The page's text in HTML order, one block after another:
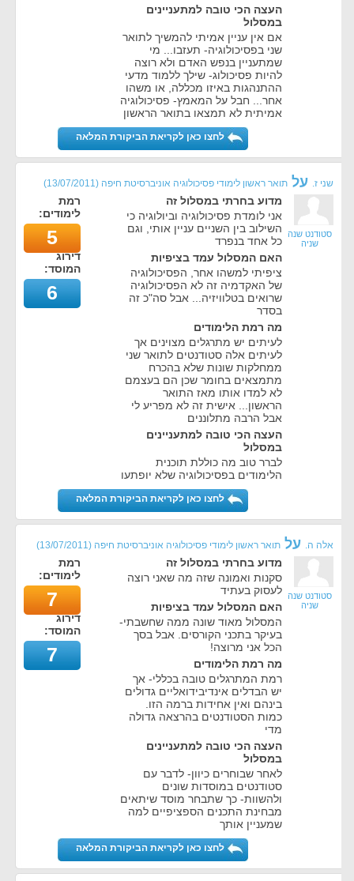
העצה הכי טובה למתעניינים
במסלול
אם אין עניין אמיתי להמשיך לתואר
שני בפסיכולוגיה- תעזבו... מי
שמתעניין בנפש האדם ולא רוצה
להיות פסיכולוג- שילך ללמוד מדעי
ההתנהגות באיזו מכללה, או משהו
אחר... חבל על המאמץ- פסיכולוגיה
אמיתית לא תמצאו בתואר הראשון
לחצו כאן לקריאת הביקורת המלאה
שני ז. על תואר ראשון לימודי פסיכולוגיה אוניברסיטת חיפה (
13/07/2011
)
סטודנט שנה
שניה
מדוע בחרתי במסלול זה
אני לומדת פסיכולוגיה וביולוגיה כי
השילוב בין השניים עניין אותי, וגם
כל אחד בנפרד
האם המסלול עמד בציפיות
ציפיתי למשהו אחר, הפסיכולוגיה
של האקדמיה זה לא הפסיכולוגיה
שרואים בטלוויזיה... אבל סה"כ זה
בסדר
מה רמת הלימודים
לעיתים יש מתרגלים מצוינים אך
לעיתים אלה סטודנטים לתואר שני
ממחלקות שונות שלא בהכרח
מתמצאים בחומר שכן הם בעצמם
לא למדו אותו מאז התואר
הראשון... אישית זה לא מפריע לי
אבל הרבה מתלוננים
העצה הכי טובה למתעניינים
במסלול
לברר טוב מה כוללת תוכנית
הלימודים בפסיכולוגיה שלא יופתעו
רמת
לימודים:
5
דירוג
המוסד:
6
לחצו כאן לקריאת הביקורת המלאה
אלה ה. על תואר ראשון לימודי פסיכולוגיה אוניברסיטת חיפה (
13/07/2011
)
סטודנט שנה
שניה
מדוע בחרתי במסלול זה
סקנות ואמונה שזה מה שאני רוצה
לעסוק בעתיד
האם המסלול עמד בציפיות
המסלול מאוד שונה ממה שחשבתי-
בעיקר בתכני הקורסים. אבל בסך
הכל אני מרוצה!
מה רמת הלימודים
רמת המתרגלים טובה בכללי- אך
יש הבדלים אינדיבידואליים גדולים
בינהם ואין אחידות ברמה הזו.
כמות הסטודנטים בהרצאה גדולה
מדי
העצה הכי טובה למתעניינים
במסלול
לאחר שבוחרים כיוון- לדבר עם
סטודנטים במוסדות שונים
ולהשוות- כך שתבחר מוסד שיתאים
מבחינת התכנים הספציפיים למה
שמעניין אותך
רמת
לימודים:
7
דירוג
המוסד:
7
לחצו כאן לקריאת הביקורת המלאה